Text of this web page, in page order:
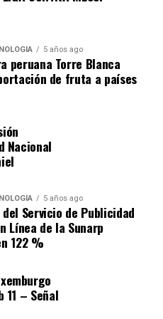
funcionado con
por la gran
a la dictadura de los
“Con corazón todo sale
fiscales”, entre
sumado a que
trayectoria en la cultura y
Libros publicados con
5 años ago
peruana Torre Blanca
de fruta a países
Nacional
5 años ago
Servicio de Publicidad
Línea de la Sunarp
122 %
– Señal